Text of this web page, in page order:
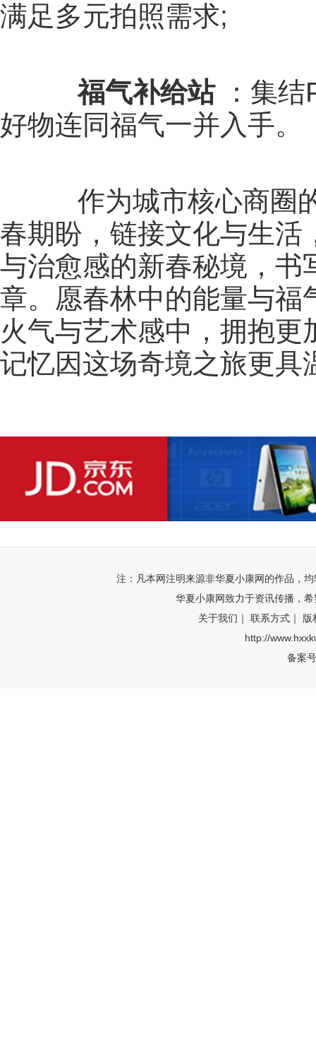
满足多元拍照需求;
福气补给站：集结
好物连同福气一并入手。
作为城市核心商圈的
春期盼，链接文化与生活
与治愈感的新春秘境，书
章。愿春林中的能量与福
火气与艺术感中，拥抱
记忆因这场奇境之旅更具
注：凡本网注明来源非华夏小康网的作品，
华夏小康网致力于资讯传播，
关于我们｜
联系方式｜
版
http://
备案